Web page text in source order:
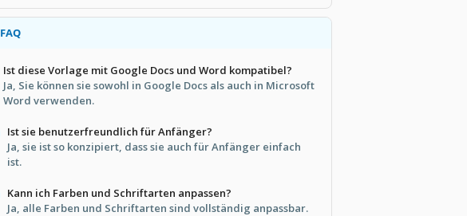
FAQ
Ist diese Vorlage mit Google Docs und Word kompatibel?
Ja, Sie können sie sowohl in Google Docs als auch in Microsoft
Word verwenden.
Ist sie benutzerfreundlich für Anfänger?
Ja, sie ist so konzipiert, dass sie auch für Anfänger einfach
ist.
Kann ich Farben und Schriftarten anpassen?
Ja, alle Farben und Schriftarten sind vollständig anpassbar.